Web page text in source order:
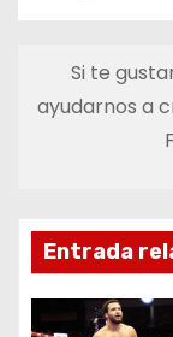
a
ó
n
Si te
ayudarnos a
Entrada